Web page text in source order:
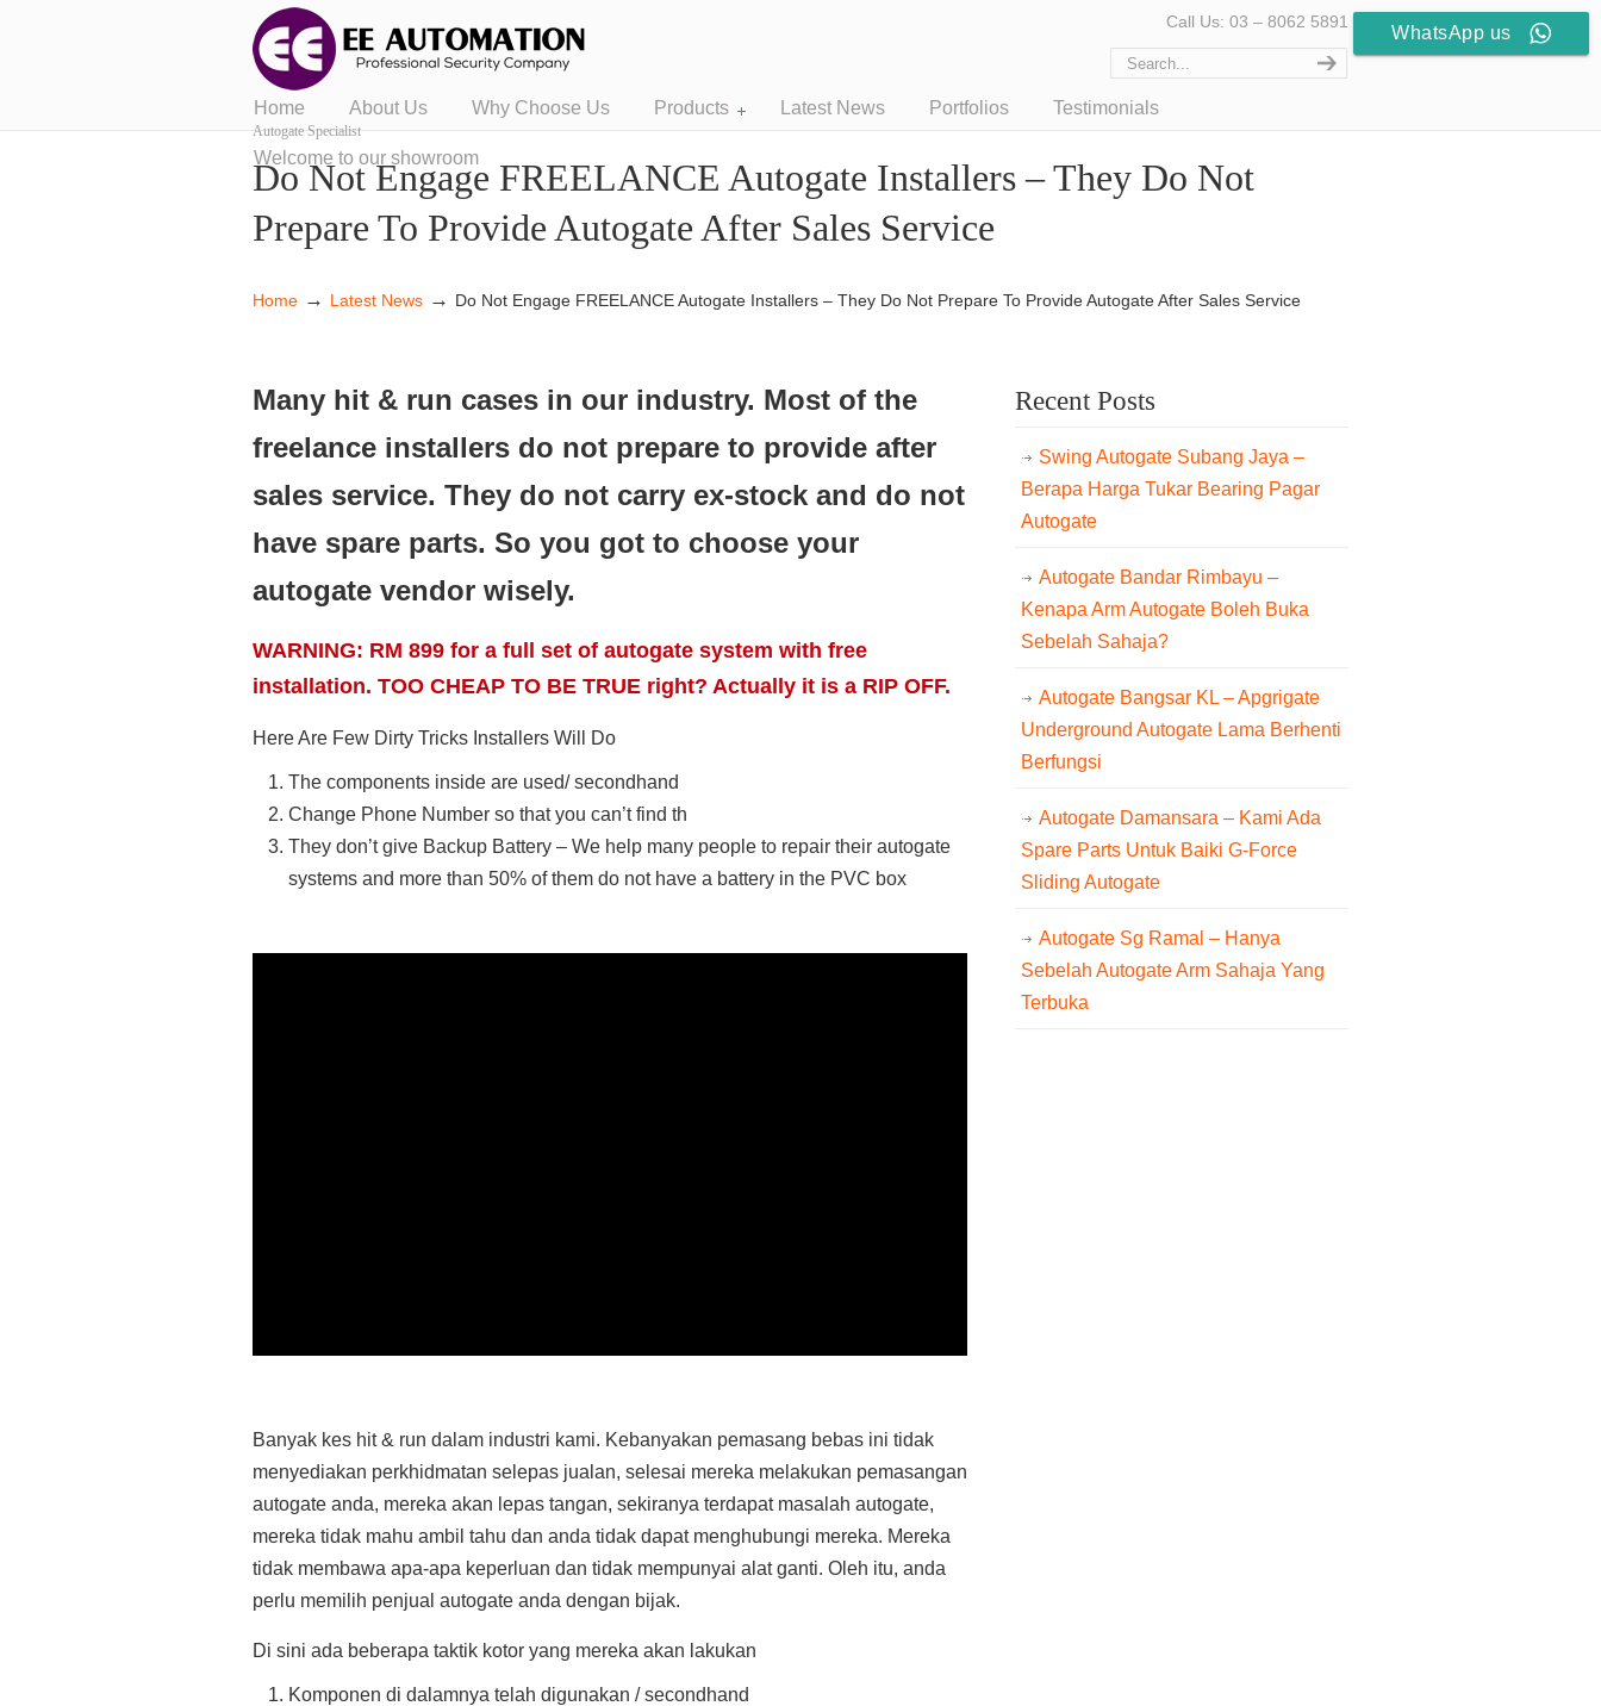
Autogate Specialist
Call Us: 03 – 8062 5891
Home About Us Why Choose Us Products Latest News Portfolios Testimonials
Welcome to our showroom
Do Not Engage FREELANCE Autogate Installers – They Do Not
Prepare To Provide Autogate After Sales Service
Home → Latest News → Do Not Engage FREELANCE Autogate Installers – They Do Not Prepare To Provide Autogate After Sales Service
Many hit & run cases in our industry. Most of the
freelance installers do not prepare to provide after
sales service. They do not carry ex-stock and do not
have spare parts. So you got to choose your
autogate vendor wisely.
WARNING: RM 899 for a full set of autogate system with free
installation. TOO CHEAP TO BE TRUE right? Actually it is a RIP OFF.
Here Are Few Dirty Tricks Installers Will Do
The components inside are used/ secondhand
Change Phone Number so that you can’t find th
They don’t give Backup Battery – We help many people to repair their autogate
systems and more than 50% of them do not have a battery in the PVC box
Banyak kes hit & run dalam industri kami. Kebanyakan pemasang bebas ini tidak
menyediakan perkhidmatan selepas jualan, selesai mereka melakukan pemasangan
autogate anda, mereka akan lepas tangan, sekiranya terdapat masalah autogate,
mereka tidak mahu ambil tahu dan anda tidak dapat menghubungi mereka. Mereka
tidak membawa apa-apa keperluan dan tidak mempunyai alat ganti. Oleh itu, anda
perlu memilih penjual autogate anda dengan bijak.
Di sini ada beberapa taktik kotor yang mereka akan lakukan
Komponen di dalamnya telah digunakan / secondhand
Recent Posts
Swing Autogate Subang Jaya –
Berapa Harga Tukar Bearing Pagar
Autogate
Autogate Bandar Rimbayu –
Kenapa Arm Autogate Boleh Buka
Sebelah Sahaja?
Autogate Bangsar KL – Apgrigate
Underground Autogate Lama Berhenti
Berfungsi
Autogate Damansara – Kami Ada
Spare Parts Untuk Baiki G-Force
Sliding Autogate
Autogate Sg Ramal – Hanya
Sebelah Autogate Arm Sahaja Yang
Terbuka
WhatsApp us